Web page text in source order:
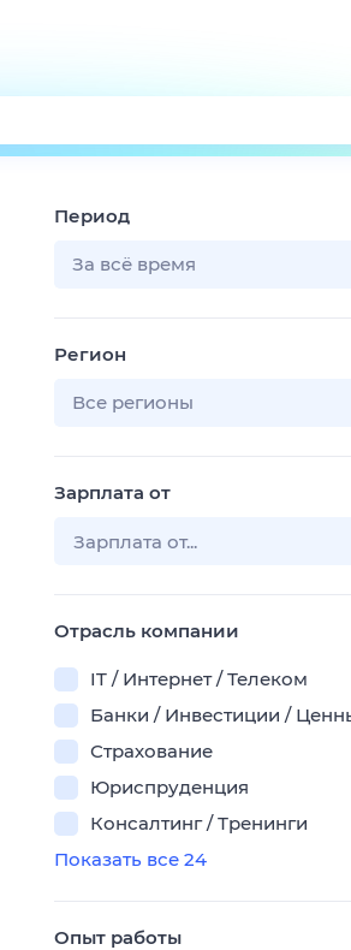
Поиск
ТВ-программа
Период
За всё время
Регион
Все регионы
Зарплата от
Отрасль компании
IT / Интернет / Телеком
Банки / Инвестиции /
Страхование
Юриспруденция
Консалтинг / Тренинги
Показать все 24
Опыт работы